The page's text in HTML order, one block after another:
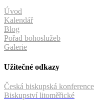
Úvod
Kalendář
Blog
Pořad bohoslužeb
Galerie
Užitečné odkazy
Česká biskupská konference
Biskupství litoměřické